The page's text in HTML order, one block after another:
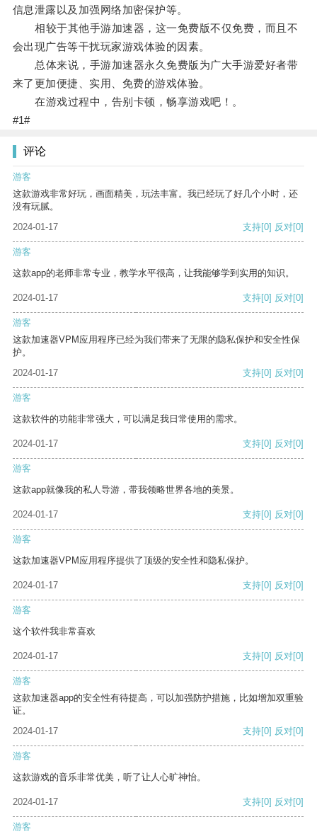
信息泄露以及加强网络加密保护等。
相较于其他手游加速器，这一免费版不仅免费，而且不
会出现广告等干扰玩家游戏体验的因素。
总体来说，手游加速器永久免费版为广大手游爱好者带
来了更加便捷、实用、免费的游戏体验。
在游戏过程中，告别卡顿，畅享游戏吧！。
#1#
评论
游客
这款游戏非常好玩，画面精美，玩法丰富。我已经玩了好几个小时，还
没有玩腻。
2024-01-17
支持[0] 反对[0]
游客
这款app的老师非常专业，教学水平很高，让我能够学到实用的知识。
2024-01-17 支持[0] 反对[0]
游客
这款加速器VPM应用程序已经为我们带来了无限的隐私保护和安全性保
护。
2024-01-17
支持[0] 反对[0]
游客
这款软件的功能非常强大，可以满足我日常使用的需求。
2024-01-17 支持[0] 反对[0]
游客
这款app就像我的私人导游，带我领略世界各地的美景。
2024-01-17 支持[0] 反对[0]
游客
这款加速器VPM应用程序提供了顶级的安全性和隐私保护。
2024-01-17 支持[0] 反对[0]
游客
这个软件我非常喜欢
2024-01-17 支持[0] 反对[0]
游客
这款加速器app的安全性有待提高，可以加强防护措施，比如增加双重验
证。
2024-01-17
支持[0] 反对[0]
游客
这款游戏的音乐非常优美，听了让人心旷神怡。
2024-01-17 支持[0] 反对[0]
游客